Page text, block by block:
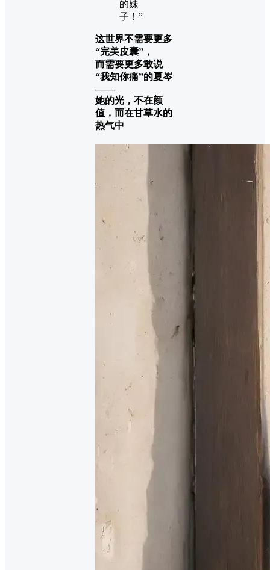
的妹
子！”
这世界不需要更多
“完美皮囊”，
而需要更多敢说
“我知你痛”的夏岑
——
她的光，不在颜
值，而在甘草水的
热气中